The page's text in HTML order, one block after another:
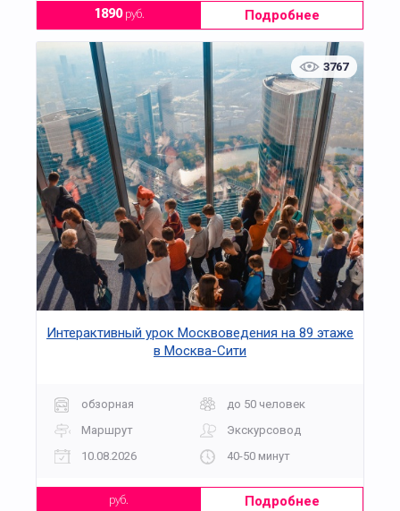
1890руб. Подробнее
3767
Интерактивный урок Москвоведения на 89 этаже
в Москва-Сити
обзорная
до 50 человек
Маршрут
Экскурсовод
10.08.2026
40-50 минут
руб. Подробнее